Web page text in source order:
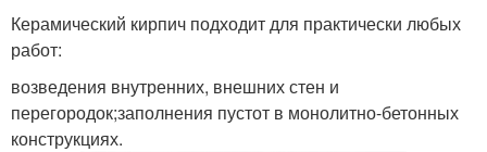
Керамический кирпич подходит для практически любых
работ:
возведения внутренних, внешних стен и
перегородок;заполнения пустот в монолитно-бетонных
конструкциях.